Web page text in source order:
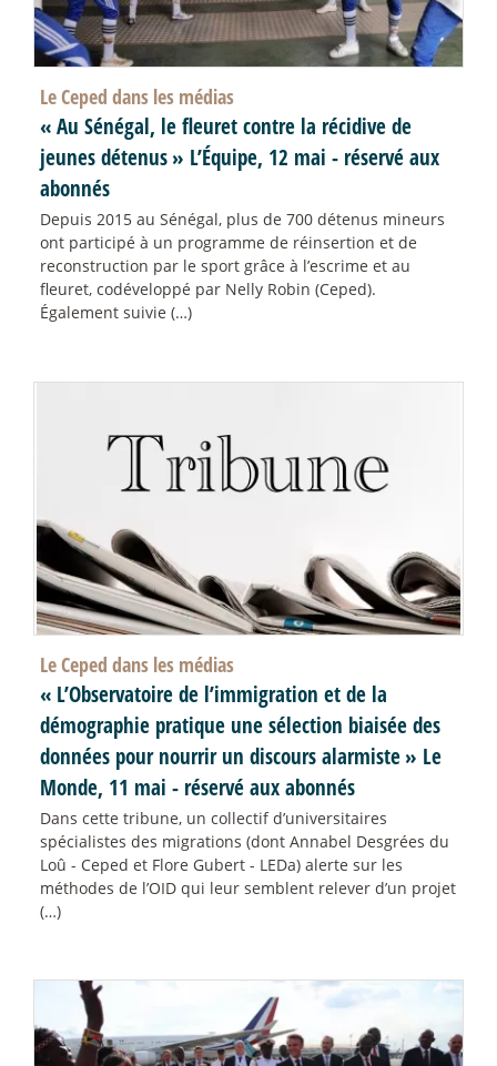
Le Ceped dans les médias
«Au Sénégal, le fleuret contre la récidive de
jeunes détenus» L’Équipe, 12 mai - réservé aux
abonnés
Depuis 2015 au Sénégal, plus de 700 détenus mineurs
ont participé à un programme de réinsertion et de
reconstruction par le sport grâce à l’escrime et au
fleuret, codéveloppé par Nelly Robin (Ceped).
Également suivie (…)
Le Ceped dans les médias
« L’Observatoire de l’immigration et de la
démographie pratique une sélection biaisée des
données pour nourrir un discours alarmiste» Le
Monde, 11 mai - réservé aux abonnés
Dans cette tribune, un collectif d’universitaires
spécialistes des migrations (dont Annabel Desgrées du
Loû - Ceped et Flore Gubert - LEDa) alerte sur les
méthodes de l’OID qui leur semblent relever d’un projet
(…)